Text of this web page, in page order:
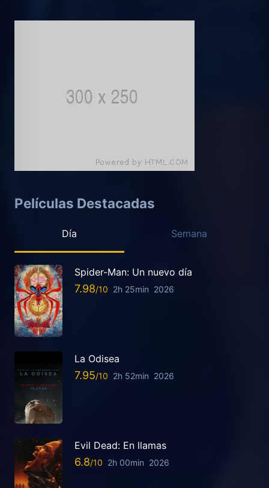
Películas Destacadas
Día Semana
Spider-Man: Un nuevo día
7.98 2h 25min 2026
La Odisea
7.95 2h 52min 2026
Evil Dead: En llamas
6.8 2h 00min 2026